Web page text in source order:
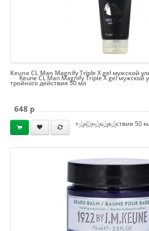
Keune CL Man Magnify Triple X gel мужской
тройного действия 50
Keune CL Man Magnify Triple X gel мужской
тройного действия 50 мл
648 p